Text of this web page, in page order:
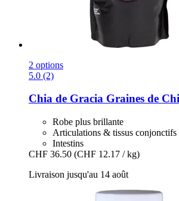
2 options
5.0 (2)
Chia de Gracia Graines de
Robe plus brillante
Articulations & tissus conjonctifs
Intestins
CHF 36.50 (CHF 12.17 / kg)
Livraison jusqu'au 14 août